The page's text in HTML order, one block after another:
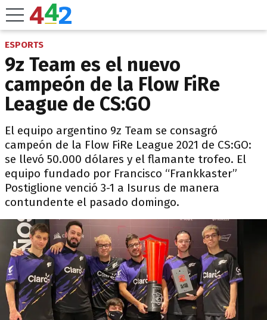
ESPORTS
9z Team es el nuevo
campeón de la Flow FiRe
League de CS:GO
El equipo argentino 9z Team se consagró
campeón de la Flow FiRe League 2021 de CS:GO:
se llevó 50.000 dólares y el flamante trofeo. El
equipo fundado por Francisco “Frankkaster”
Postiglione venció 3-1 a Isurus de manera
contundente el pasado domingo.